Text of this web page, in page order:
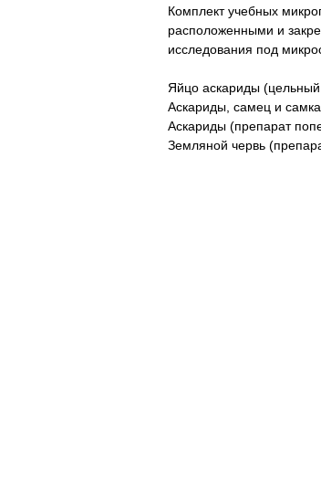
Комплект учебных
расположенными и
исследования под
Яйцо аскариды
Аскариды, самец и
Аскариды (препарат
Земляной червь